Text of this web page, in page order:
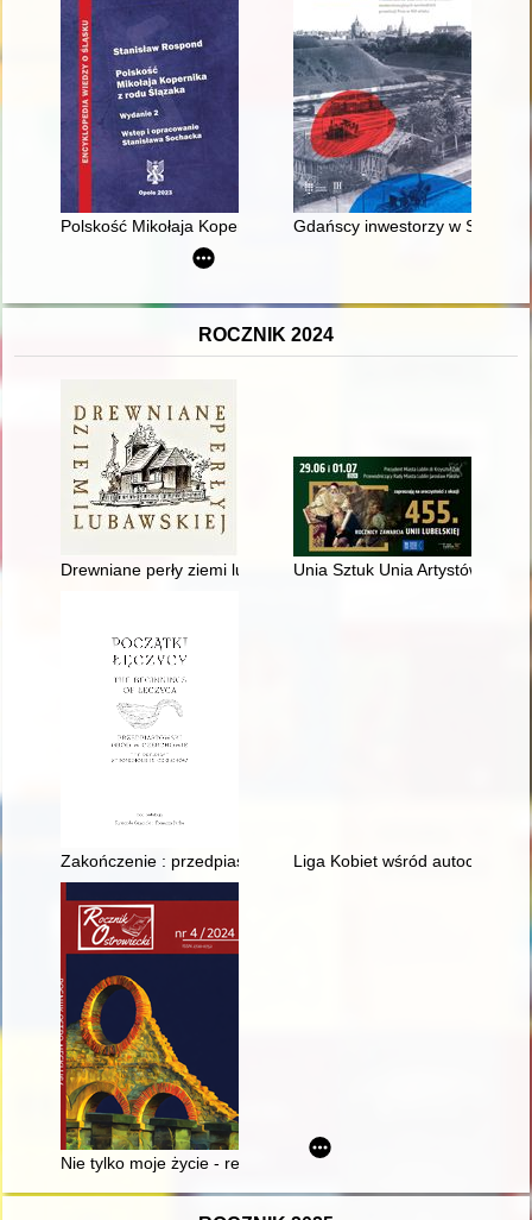
Polskość Mikołaja Kopernika z rodu Ślązaka
Gdańscy inwestorzy w
ROCZNIK 2024
Drewniane perły ziemi lubawskiej = The wooden pearls of
Unia Sztuk Unia Artystów :
Zakończenie : przedpiastowski gród w Czerchowie : dyskurs
Liga Kobiet wśród
Nie tylko moje życie - recenzja]